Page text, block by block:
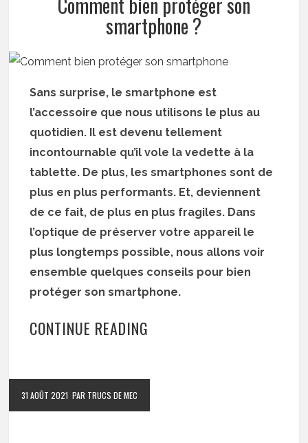
smartphone ?
Sans surprise, le smartphone est
l’accessoire que nous utilisons le plus au
quotidien. Il est devenu tellement
incontournable qu’il vole la vedette à la
tablette. De plus, les smartphones sont de
plus en plus performants. Et, deviennent
de ce fait, de plus en plus fragiles. Dans
l’optique de préserver votre appareil le
plus longtemps possible, nous allons voir
ensemble quelques conseils pour bien
protéger son smartphone.
CONTINUE READING
31 AOÛT 2021 PAR TRUCS DE MEC